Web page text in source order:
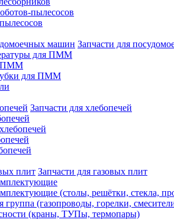
пылесосов
Запчасти для
для ПММ
ПММ
для ПММ
Запчасти для хлебопечей
Запчасти для газовых плит
(столы, решётки, стекла,
группа (газопроводы, горелки,
(краны, ТУПы, термопары)